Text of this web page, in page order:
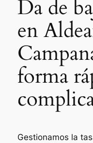
Da de
en
forma
Gestionamos la